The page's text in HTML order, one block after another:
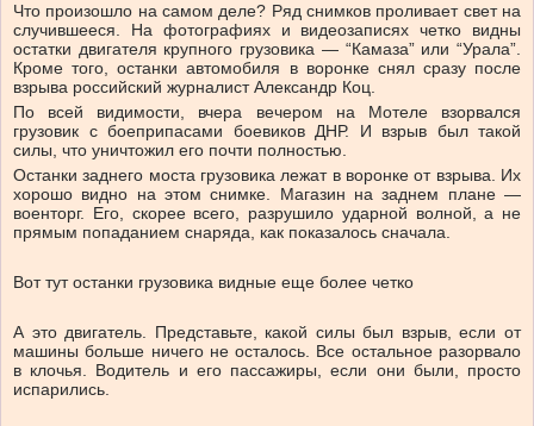
Что произошло на самом деле? Ряд снимков проливает свет на
случившееся. На фотографиях и видеозаписях четко видны
остатки двигателя крупного грузовика — “Камаза” или “Урала”.
Кроме того, останки автомобиля в воронке снял сразу после
взрыва российский журналист Александр Коц.
По всей видимости, вчера вечером на Мотеле взорвался
грузовик с боеприпасами боевиков ДНР. И взрыв был такой
силы, что уничтожил его почти полностью.
Останки заднего моста грузовика лежат в воронке от взрыва. Их
хорошо видно на этом снимке. Магазин на заднем плане —
военторг. Его, скорее всего, разрушило ударной волной, а не
прямым попаданием снаряда, как показалось сначала.
Вот тут останки грузовика видные еще более четко
А это двигатель. Представьте, какой силы был взрыв, если от
машины больше ничего не осталось. Все остальное разорвало
в клочья. Водитель и его пассажиры, если они были, просто
испарились.